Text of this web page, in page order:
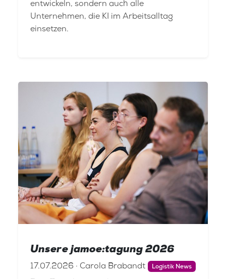
entwickeln, sondern auch alle
Unternehmen, die KI im Arbeitsalltag
einsetzen.
Unsere jamoe:tagung 2026
17.07.2026 · Carola Brabandt Logistik News